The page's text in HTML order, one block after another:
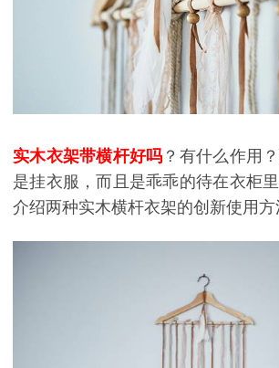
实木衣架带横杆好吗 ？有什么作用
是挂衣服，而且是乖乖的待在衣柜
介绍两种实木横杆衣架的创新使用方